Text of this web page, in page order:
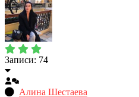
Записи: 74
Алина Шестаева